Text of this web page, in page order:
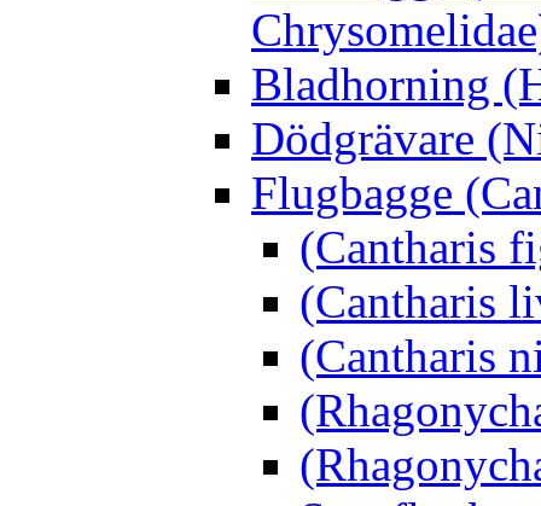
Bladhorning
Dödgrävare
Flugbagge
(Cantharis
(Cantharis
(Cantharis